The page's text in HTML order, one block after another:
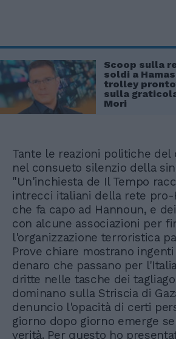
Scoop sulla
soldi a
trolley
sulla
Mori
Tante le reazioni politiche del
nel consueto silenzio della
"Un'inchiesta de Il Tempo
intrecci italiani della rete pro-
che fa capo ad Hannoun, e
con alcune associazioni per
l'organizzazione terroristica
Prove chiare mostrano
denaro che passano per
dritte nelle tasche dei
dominano sulla Striscia di
denuncio l'opacità di certi
giorno dopo giorno emerge
verità. Per questo ho